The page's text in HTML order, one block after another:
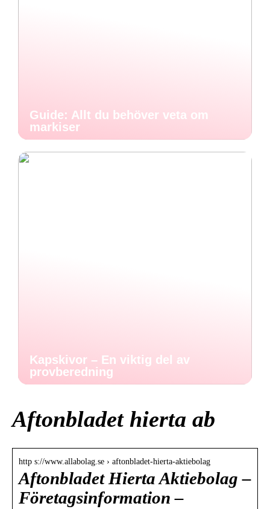
Guide: Allt du behöver veta om
markiser
Kapskivor – En viktig del av
provberedning
Aftonbladet hierta ab
http s://www.allabolag.se › aftonbladet-hierta-aktiebolag
Aftonbladet Hierta Aktiebolag –
Företagsinformation –